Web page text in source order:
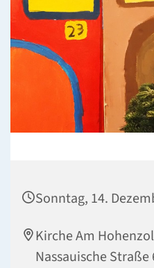
Sonntag, 14.
Kirche Am
Nassauische